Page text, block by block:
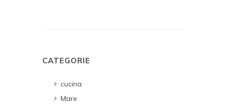
CATEGORIE
cucina
Mare